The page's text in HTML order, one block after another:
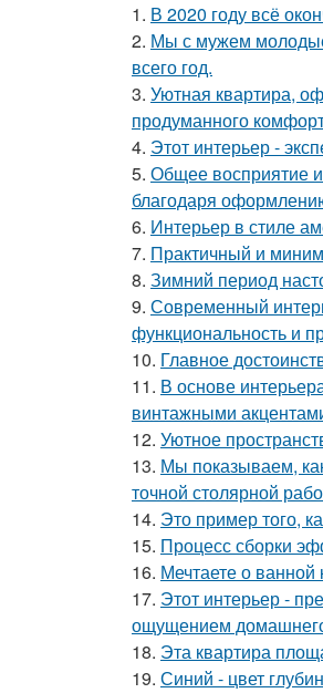
1. В 2020 году всё
2. Мы с мужем
всего год.
3. Уютная квартира,
продуманного
4. Этот интерьер -
5. Общее восприятие
благодаря
6. Интерьер в стиле
7. Практичный и
8. Зимний период
9. Современный
функциональность и
10. Главное
11. В основе
винтажными
12. Уютное
13. Мы показываем,
точной столярной
14. Это пример того,
15. Процесс сборки
16. Мечтаете о ванной
17. Этот интерьер -
ощущением
18. Эта квартира
19. Синий - цвет